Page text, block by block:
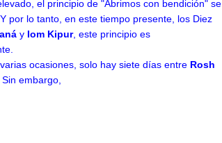
el principio de "Abrimos con bendición" se
por lo tanto, en este tiempo presente, los Diez
y Iom Kipur, este principio es
ocasiones, solo hay siete días entre Rosh
Sin embargo,